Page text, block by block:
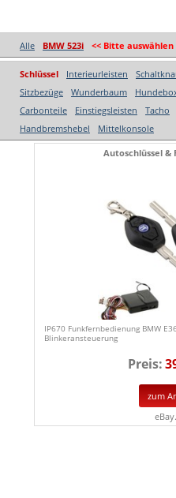
Alle BMW 523i << Bitte auswählen
Schlüssel Interieurleisten
Sitzbezüge
Wunderbaum
Carbonteile
Einstiegsleisten Tacho
Handbremshebel
Mittelkonsole
Autoschlüssel &
IP670 Funkfernbedienung BMW
Blinkeransteuerung
Preis:
zum